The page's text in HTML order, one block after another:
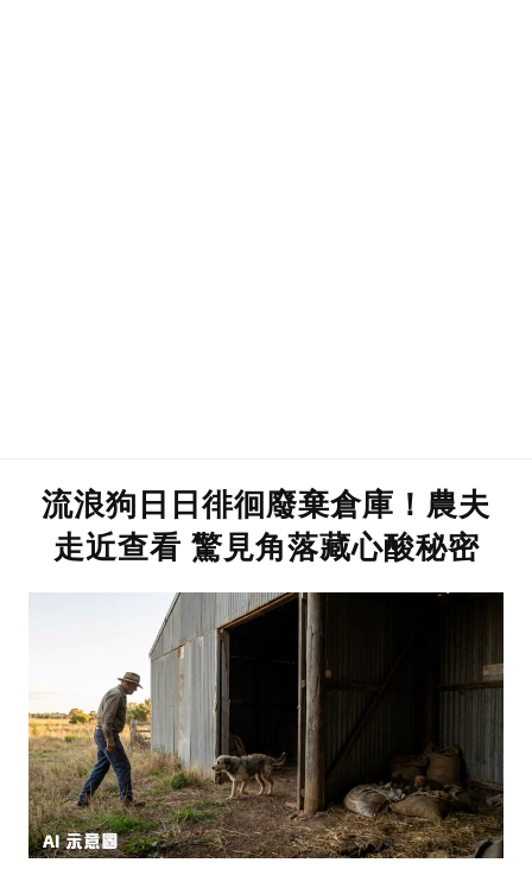
流浪狗日日徘徊廢棄倉庫！農夫
走近查看 驚見角落藏心酸秘密